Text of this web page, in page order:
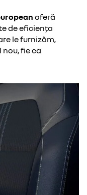
oferă
de eficiența
le furnizăm,
fie ca